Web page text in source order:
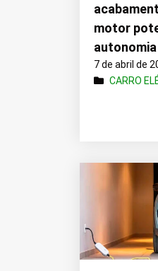
motor
7 de abril de
CARRO